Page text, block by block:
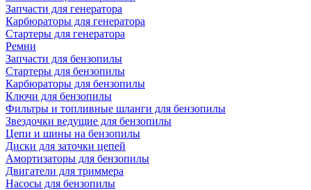
Запчасти для генератора
Карбюраторы для генератора
Стартеры для генератора
Ремни
Запчасти для бензопилы
Стартеры для бензопилы
Карбюраторы для бензопилы
Ключи для бензопилы
Фильтры и топливные шланги для бензопилы
Звездочки ведущие для бензопилы
Цепи и шины на бензопилы
Диски для заточки цепей
Амортизаторы для бензопилы
Двигатели для триммера
Насосы для бензопилы